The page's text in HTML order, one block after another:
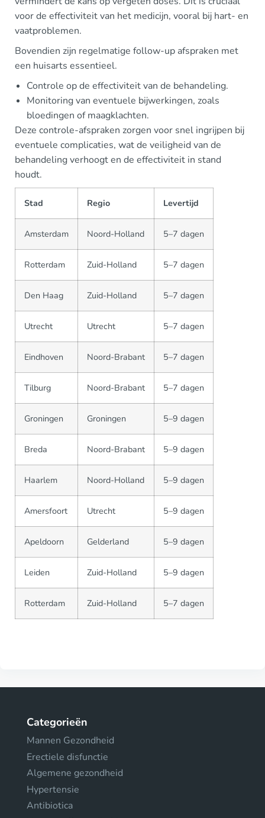
voor de effectiviteit van het medicijn, vooral bij hart- en
vaatproblemen.
Bovendien zijn regelmatige follow-up afspraken met
een huisarts essentieel.
Controle op de effectiviteit van de behandeling.
Monitoring van eventuele bijwerkingen, zoals
bloedingen of maagklachten.
Deze controle-afspraken zorgen voor snel ingrijpen bij
eventuele complicaties, wat de veiligheid van de
behandeling verhoogt en de effectiviteit in stand
houdt.
Stad Regio Levertijd
Amsterdam Noord-Holland 5–7 dagen
Rotterdam Zuid-Holland 5–7 dagen
Den Haag Zuid-Holland 5–7 dagen
Utrecht Utrecht 5–7 dagen
Eindhoven Noord-Brabant 5–7 dagen
Tilburg Noord-Brabant 5–7 dagen
Groningen Groningen 5–9 dagen
Breda Noord-Brabant 5–9 dagen
Haarlem Noord-Holland 5–9 dagen
Amersfoort Utrecht 5–9 dagen
Apeldoorn Gelderland 5–9 dagen
Leiden Zuid-Holland 5–9 dagen
Rotterdam Zuid-Holland 5–7 dagen
Categorieën
Mannen Gezondheid
Erectiele disfunctie
Algemene gezondheid
Hypertensie
Antibiotica